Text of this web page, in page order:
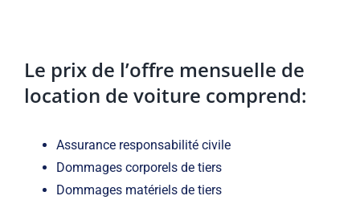
Le prix de l’offre mensuelle de
location de voiture comprend:
Assurance responsabilité civile
Dommages corporels de tiers
Dommages matériels de tiers